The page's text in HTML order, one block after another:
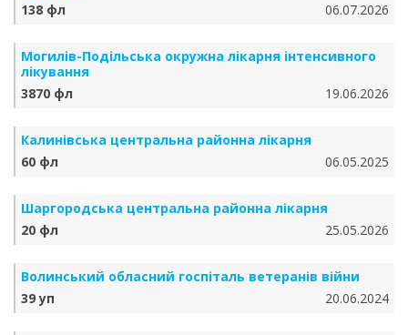
138 фл
06.07.2026
Могилів-Подільська окружна лікарня інтенсивного
лікування
3870 фл
19.06.2026
Калинівська центральна районна лікарня
60 фл
06.05.2025
Шаргородська центральна районна лікарня
20 фл
25.05.2026
Волинський обласний госпіталь ветеранів війни
39 уп
20.06.2024